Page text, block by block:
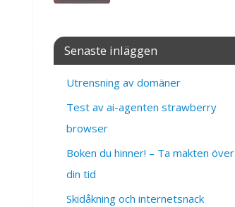
Senaste inläggen
Utrensning av domäner
Test av ai-agenten strawberry
browser
Boken du hinner! – Ta makten över
din tid
Skidåkning och internetsnack